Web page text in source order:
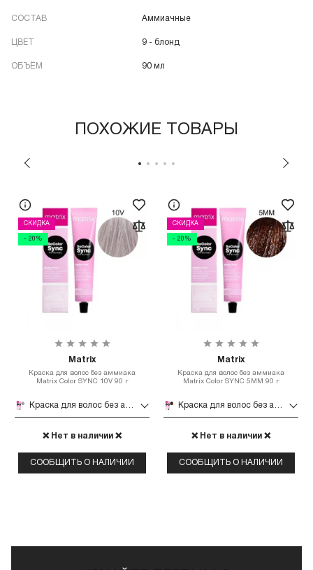
СОСТАВ Аммиачные
ЦВЕТ 9 - блонд
ОБЪЁМ 90 мл
ПОХОЖИЕ ТОВАРЫ
СКИДКА
- 20%
Matrix
Краска для волос без аммиака
Matrix Color SYNC 10V 90 г
Краска для волос без аммиака Matrix Color SYNC 10V 90 г
❌ Нет в наличии ❌
СООБЩИТЬ О НАЛИЧИИ
СКИДКА
- 20%
Matrix
Краска для волос без аммиака
Matrix Color SYNC 5MM 90 г
Краска для волос без аммиака Matrix Color SYNC 5MM 90 г
❌ Нет в наличии ❌
СООБЩИТЬ О НАЛИЧИИ